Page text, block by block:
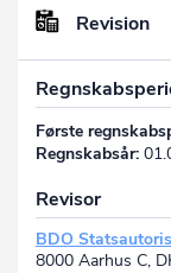
Revision
Første
Regnskabsår:
Revisor
BDO
8000 Aarhus C,